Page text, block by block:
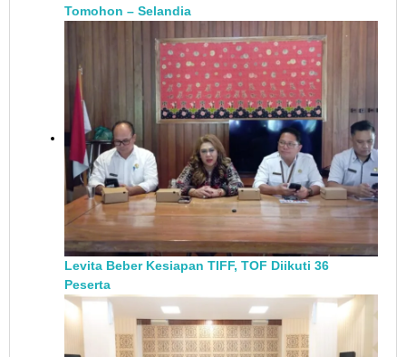
Tomohon – Selandia
Levita Beber Kesiapan TIFF, TOF Diikuti 36
Peserta